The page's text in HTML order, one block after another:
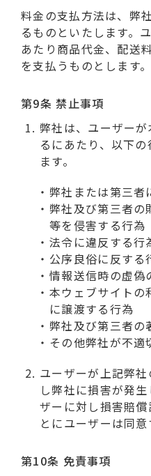
料金の支払方法は、弊
るものといたします。
あたり商品代金、配送
を支払うものとします。
第9条 禁止事項
弊社は、ユーザー
るにあたり、以下
ます。
弊社または第三者
弊社及び第三者の
等を侵害する行為
法令に違反する行
公序良俗に反する
情報送信時の虚偽
本ウェブサイトの
に譲渡する行為
弊社及び第三者の
その他弊社が不
ユーザーが上記弊
し弊社に損害が発
ザーに対し損害賠
とにユーザーは同意
第10条 免責事項